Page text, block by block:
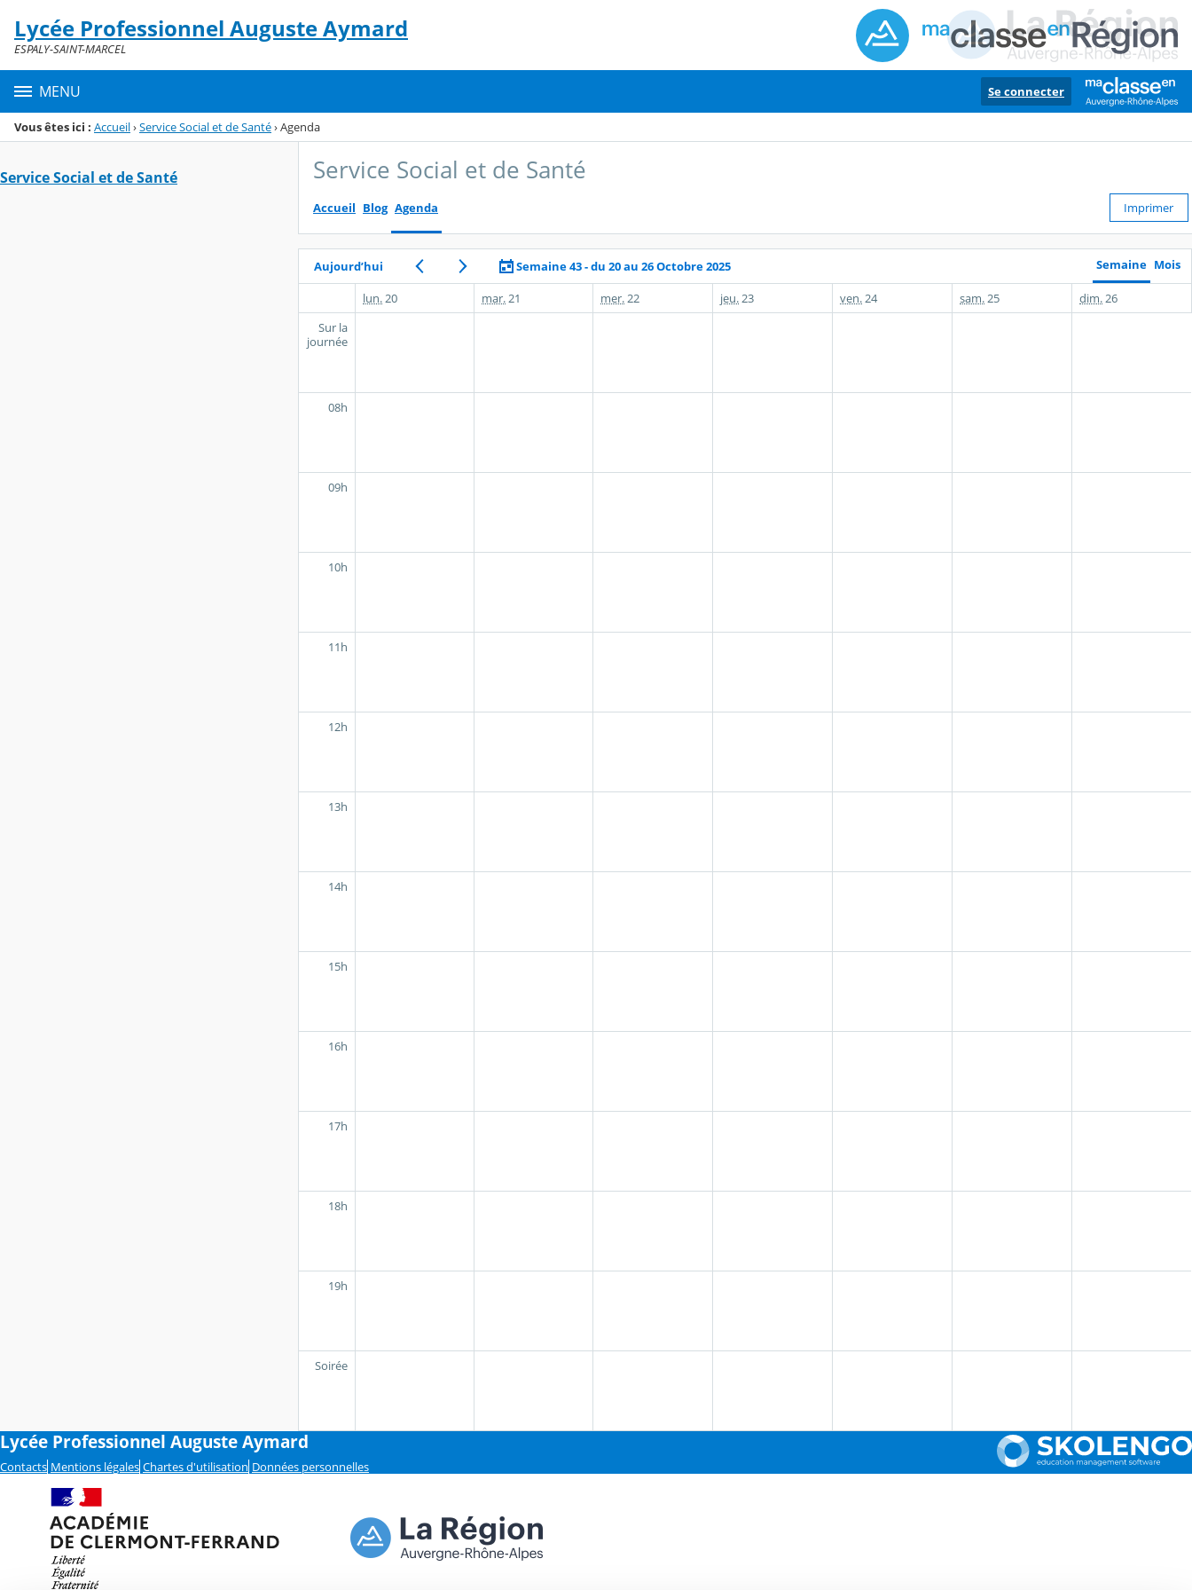
Menu de la rubrique
Contenu
Lycée Professionnel Auguste Aymard
ESPALY-SAINT-MARCEL
MENU Se connecter
Vous êtes ici : Accueil›Service Social et de Santé›Agenda
Service Social et de Santé Service Social et de Santé
Accueil Blog Agenda Imprimer
Aujourd’hui Semaine 43 - du 20 au 26 Octobre 2025 Semaine Mois
lun. 20 mar. 21 mer. 22 jeu. 23 ven. 24 sam. 25 dim. 26
Sur la
journée
08h
09h
10h
11h
12h
13h
14h
15h
16h
17h
18h
19h
Soirée
Lycée Professionnel Auguste Aymard
Contacts Mentions légales Chartes d'utilisation Données personnelles